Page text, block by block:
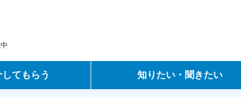
てもらう 知りたい・聞きたい